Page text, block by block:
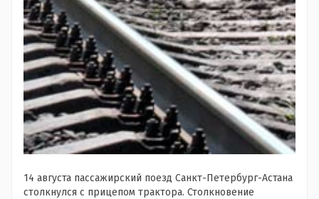
14 августа пассажирский поезд Санкт-Петербург-Астана
столкнулся с прицепом трактора. Столкновение